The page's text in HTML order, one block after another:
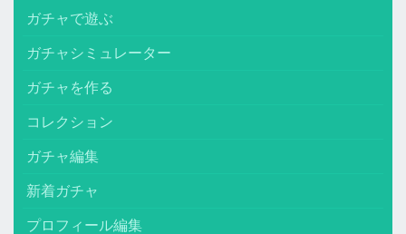
ガチャで遊ぶ
ガチャシミュレーター
ガチャを作る
コレクション
ガチャ編集
新着ガチャ
プロフィール編集